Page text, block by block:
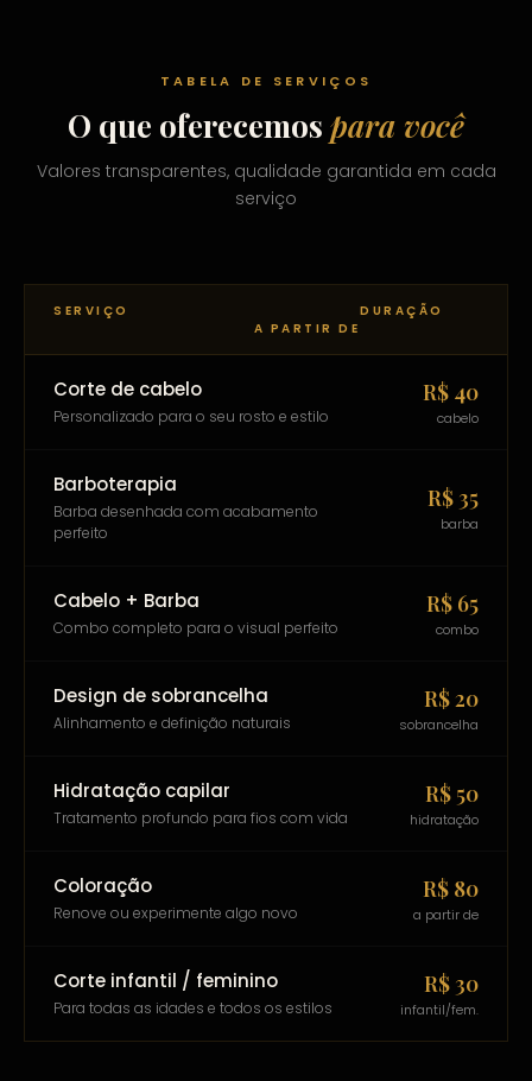
TABELA DE SERVIÇOS
O que oferecemos para você
Valores transparentes, qualidade garantida em cada
serviço
SERVIÇO
DURAÇÃO
A PARTIR DE
Corte de cabelo
Personalizado para o seu rosto e estilo
R$ 40
cabelo
Barboterapia
Barba desenhada com acabamento
perfeito
R$ 35
barba
Cabelo + Barba
Combo completo para o visual perfeito
R$ 65
combo
Design de sobrancelha
Alinhamento e definição naturais
R$ 20
sobrancelha
Hidratação capilar
Tratamento profundo para fios com vida
R$ 50
hidratação
Coloração
Renove ou experimente algo novo
R$ 80
a partir de
Corte infantil / feminino
Para todas as idades e todos os estilos
R$ 30
infantil/fem.